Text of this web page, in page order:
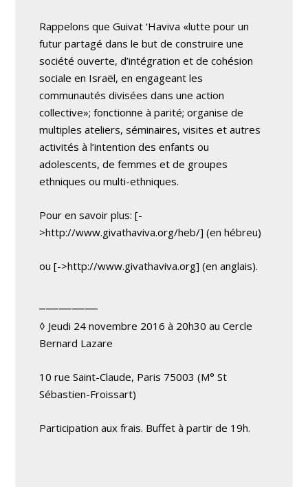
Rappelons que Guivat ‘Haviva «lutte pour un
futur partagé dans le but de construire une
société ouverte, d’intégration et de cohésion
sociale en Israël, en engageant les
communautés divisées dans une action
collective»; fonctionne à parité; organise de
multiples ateliers, séminaires, visites et autres
activités à l’intention des enfants ou
adolescents, de femmes et de groupes
ethniques ou multi-ethniques.
Pour en savoir plus: [-
>http://www.givathaviva.org/heb/] (en hébreu)
ou [->http://www.givathaviva.org] (en anglais).
◊ Jeudi 24 novembre 2016 à 20h30 au Cercle
Bernard Lazare
10 rue Saint-Claude, Paris 75003 (M° St
Sébastien-Froissart)
Participation aux frais. Buffet à partir de 19h.